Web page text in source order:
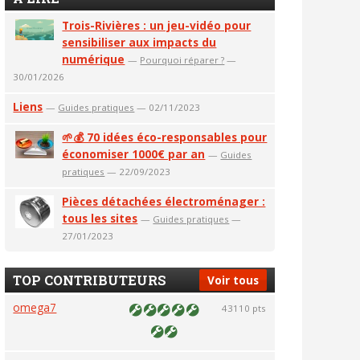
Trois-Rivières : un jeu-vidéo pour
sensibiliser aux impacts du
numérique — Pourquoi réparer ? —
30/01/2026
Liens — Guides pratiques — 02/11/2023
🌱💰 70 idées éco-responsables pour
économiser 1000€ par an — Guides
pratiques — 22/09/2023
Pièces détachées électroménager :
tous les sites — Guides pratiques —
27/01/2023
Voir tous
TOP CONTRIBUTEURS
omega7 43110 pts